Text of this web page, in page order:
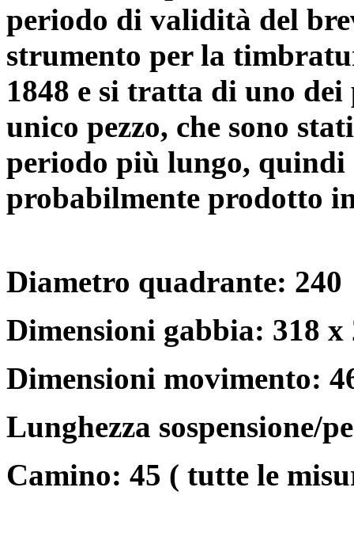
periodo di validità del
strumento per la
1848 e si tratta di uno
unico pezzo, che sono
periodo più lungo, quindi
probabilmente prodotto
Diametro quadrante: 240
Dimensioni gabbia: 318
Dimensioni movimento:
Lunghezza sospensione/
Camino: 45 ( tutte le